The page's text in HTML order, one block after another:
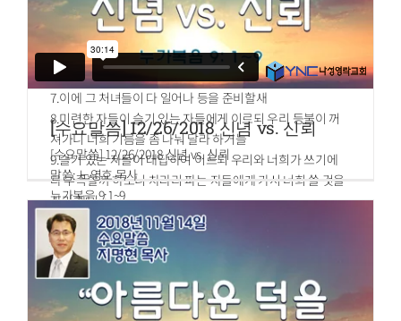
4.슬기 있는 자들은 그릇에 기름을 담아 등과 함께 가져갔더
5.신랑이 더디 오므로 다 졸며 잘새
6.밤중에 소리가 나되 보라 신랑이로다 맞으러 나오라 하매
7.이에 그 처녀들이 다 일어나 등을 준비할새
8.미련한 자들이 슬기 있는 자들에게 이르되 우리 등불이 꺼
져가니 너희 기름을 좀 나눠 달라 하거늘
9.슬기 있는 자들이 대답하여 이르되 우리와 너희가 쓰기에
다 부족할까 하노니 차라리 파는 자들에게 가서 너희 쓸 것을
사라 하니
10.그들이 사러 간 사이에 신랑이 오므로 준비하였던 자들은
함께 혼인 잔치에 들어가고 문은 닫힌지라
11.그 후에 남은 처녀들이 와서 이르되 주여 주여 우리에게 열
어 주소서
12.대답하여 이르되 진실로 너희에게 이르노니 내가 너희를
[수요말씀] 12/26/2018 신념 vs. 신뢰
[수요말씀] 12/26/2018 신념 vs. 신뢰
말씀: 노영호 목사
누가복음 9:1~9
1.예수께서 열두 제자를 불러 모으사 모든 귀신을 제어하며
병을 고치는 능력과 권위를 주시고
2.하나님의 나라를 전파하며 앓는 자를 고치게 하려고 내보내
시며
3.이르시되 여행을 위하여 아무 것도 가지지 말라 지팡이나